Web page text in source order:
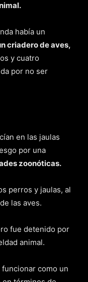
había un
criadero de aves,
y cuatro
por no ser
en las jaulas
por una
zoonóticas.
perros y jaulas, al
las aves.
fue detenido por
animal.
como un